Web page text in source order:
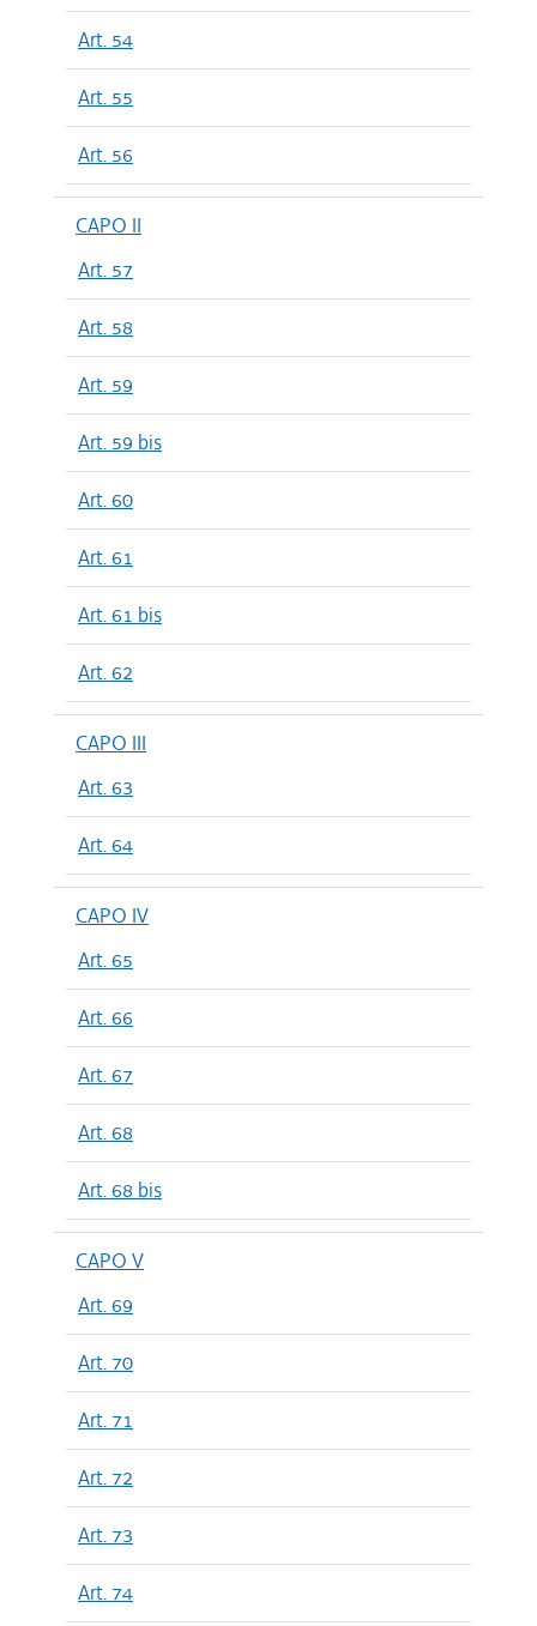
Art. 54
Art. 55
Art. 56
CAPO II
Art. 57
Art. 58
Art. 59
Art. 59 bis
Art. 60
Art. 61
Art. 61 bis
Art. 62
CAPO III
Art. 63
Art. 64
CAPO IV
Art. 65
Art. 66
Art. 67
Art. 68
Art. 68 bis
CAPO V
Art. 69
Art. 70
Art. 71
Art. 72
Art. 73
Art. 74